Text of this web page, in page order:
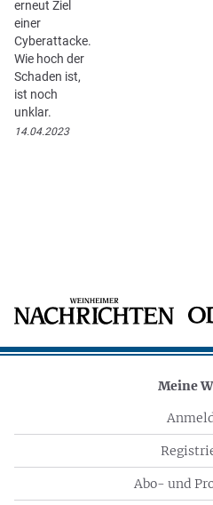
erneut Ziel
einer
Cyberattacke.
Wie hoch der
Schaden ist,
ist noch
unklar.
14.04.2023
Meine
Abo- und